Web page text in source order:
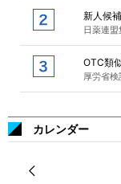
新人候
日薬連盟
OTC類
厚労省
カレンダー